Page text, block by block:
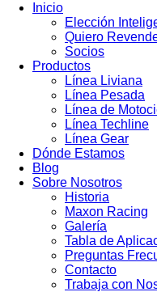
Inicio
Elección
Quiero
Socios
Productos
Línea Liviana
Línea Pesada
Línea de
Línea Techline
Línea Gear
Dónde Estamos
Blog
Sobre Nosotros
Historia
Maxon Racing
Galería
Tabla de
Preguntas
Contacto
Trabaja con